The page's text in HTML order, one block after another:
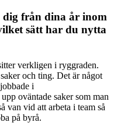
dig från dina år inom
sätt har du nytta
verkligen i ryggraden.
och ting. Det är något
i
oväntade saker som man
van vid att arbeta i team så
på byrå.